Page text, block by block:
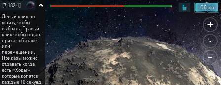
+
.
-
Обзор
[7:182:1]
Левый клик по
юниту, чтобы
выбрать. Правый
клик чтобы отдать
приказ об атаке
или
перемещении.
Приказы можно
отдавать когда
есть «Ходы»,
которые копятся
каждые 10 секунд.